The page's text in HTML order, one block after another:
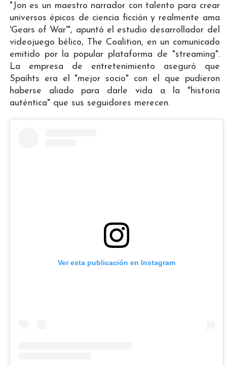
"Jon es un maestro narrador con talento para crear
universos épicos de ciencia ficción y realmente ama
'Gears of War'", apuntó el estudio desarrollador del
videojuego bélico, The Coalition, en un comunicado
emitido por la popular plataforma de "streaming".
La empresa de entretenimiento aseguró que
Spaihts era el "mejor socio" con el que pudieron
haberse aliado para darle vida a la "historia
auténtica" que sus seguidores merecen.
Ver esta publicación en Instagram